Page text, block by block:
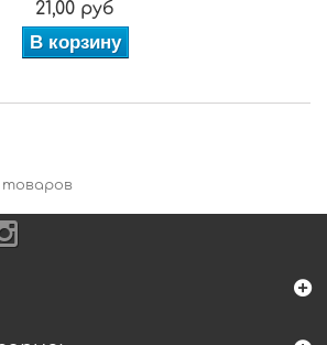
21,00 руб
В корзину
товаров